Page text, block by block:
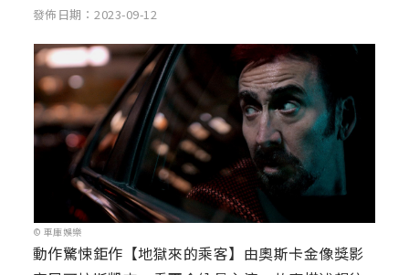
發佈日期：2023-09-12
© 車庫娛樂
動作驚悚鉅作【地獄來的乘客】由奧斯卡金像獎影